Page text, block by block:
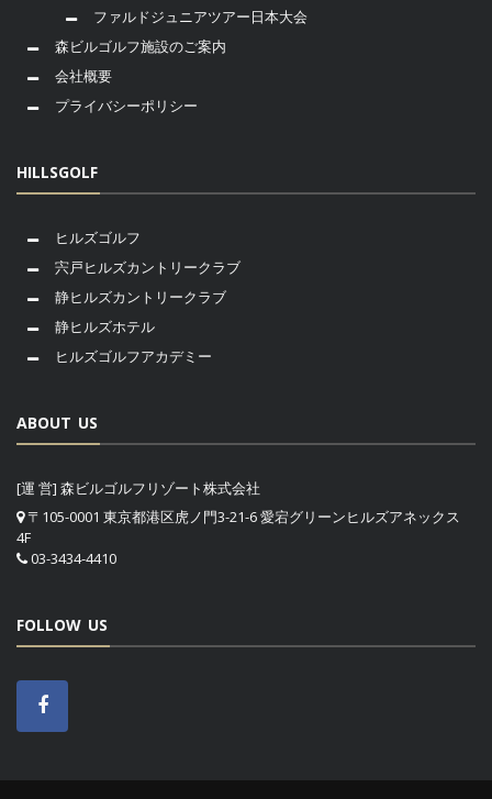
ファルドジュニアツアー日本大会
森ビルゴルフ施設のご案内
会社概要
プライバシーポリシー
HILLSGOLF
ヒルズゴルフ
宍戸ヒルズカントリークラブ
静ヒルズカントリークラブ
静ヒルズホテル
ヒルズゴルフアカデミー
ABOUT US
[運 営] 森ビルゴルフリゾート株式会社
〒105-0001 東京都港区虎ノ門3-21-6 愛宕グリーンヒルズアネックス
4F
03-3434-4410
FOLLOW US